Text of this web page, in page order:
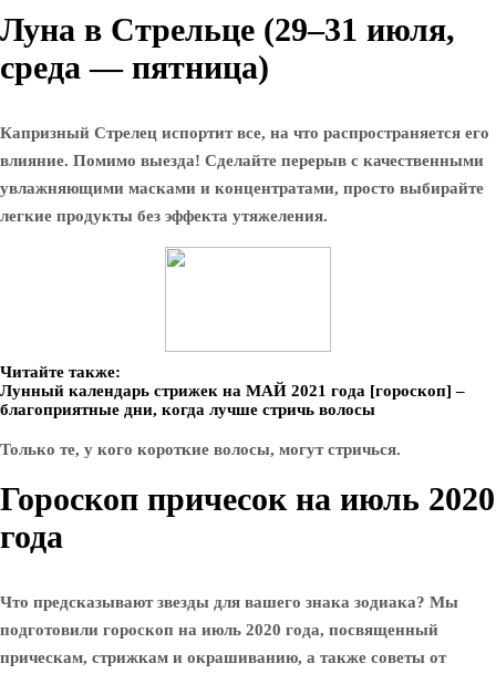
Луна в Стрельце (29–31 июля,
среда — пятница)
Капризный Стрелец испортит все, на что распространяется его
влияние. Помимо выезда! Сделайте перерыв с качественными
увлажняющими масками и концентратами, просто выбирайте
легкие продукты без эффекта утяжеления.
Читайте также:
Лунный календарь стрижек на МАЙ 2021 года [гороскоп] –
благоприятные дни, когда лучше стричь волосы
Только те, у кого короткие волосы, могут стричься.
Гороскоп причесок на июль 2020
года
Что предсказывают звезды для вашего знака зодиака? Мы
подготовили гороскоп на июль 2020 года, посвященный
прическам, стрижкам и окрашиванию, а также советы от